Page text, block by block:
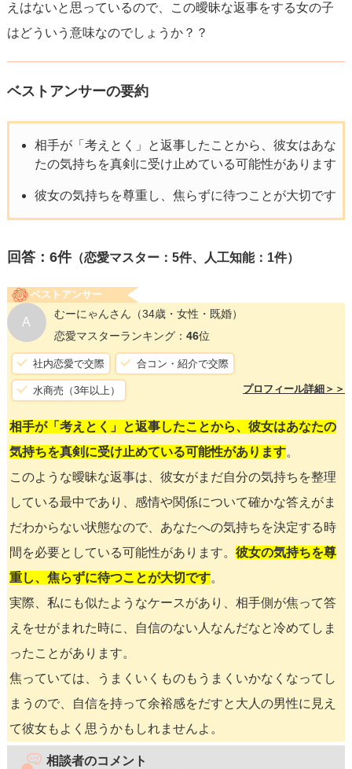
えはないと思っているので、この曖昧な返事をする女の子
はどういう意味なのでしょうか？？
ベストアンサーの要約
相手が「考えとく」と返事したことから、彼女はあな
たの気持ちを真剣に受け止めている可能性があります
彼女の気持ちを尊重し、焦らずに待つことが大切です
回答： 6件（恋愛マスター：5件、人工知能：1件）
ベストアンサー
A
むーにゃんさん （34歳・女性・既婚）
恋愛マスターランキング： 46位
社内恋愛で交際 合コン・紹介で交際
水商売（3年以上） プロフィール詳細＞＞
相手が「考えとく」と返事したことから、彼女はあなたの
気持ちを真剣に受け止めている可能性があります。
このような曖昧な返事は、彼女がまだ自分の気持ちを整理
している最中であり、感情や関係について確かな答えがま
だわからない状態なので、あなたへの気持ちを決定する時
間を必要としている可能性があります。 彼女の気持ちを尊
重し、焦らずに待つことが大切です。
実際、私にも似たようなケースがあり、相手側が焦って答
えをせがまれた時に、自信のない人なんだなと冷めてしま
ったことがあります。
焦っていては、うまくいくものもうまくいかなくなってし
まうので、自信を持って余裕感をだすと大人の男性に見え
て彼女もよく思うかもしれませんよ。
相談者のコメント